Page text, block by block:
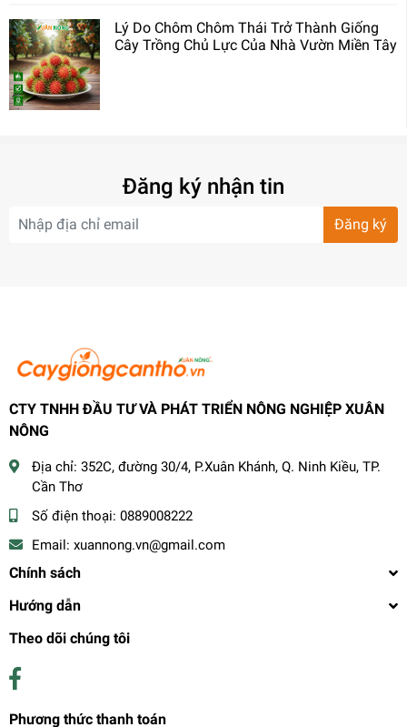
Lý Do Chôm Chôm Thái Trở Thành Giống
Cây Trồng Chủ Lực Của Nhà Vườn Miền Tây
Đăng ký nhận tin
Đăng ký
CTY TNHH ĐẦU TƯ VÀ PHÁT TRIỂN NÔNG NGHIỆP XUÂN
NÔNG
Địa chỉ: 352C, đường 30/4, P.Xuân Khánh, Q. Ninh Kiều, TP.
Cần Thơ
Số điện thoại: 0889008222
Email: xuannong.vn@gmail.com
Chính sách
Hướng dẫn
Theo dõi chúng tôi
Phương thức thanh toán